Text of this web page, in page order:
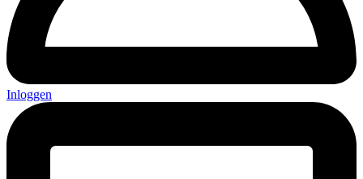
Inloggen